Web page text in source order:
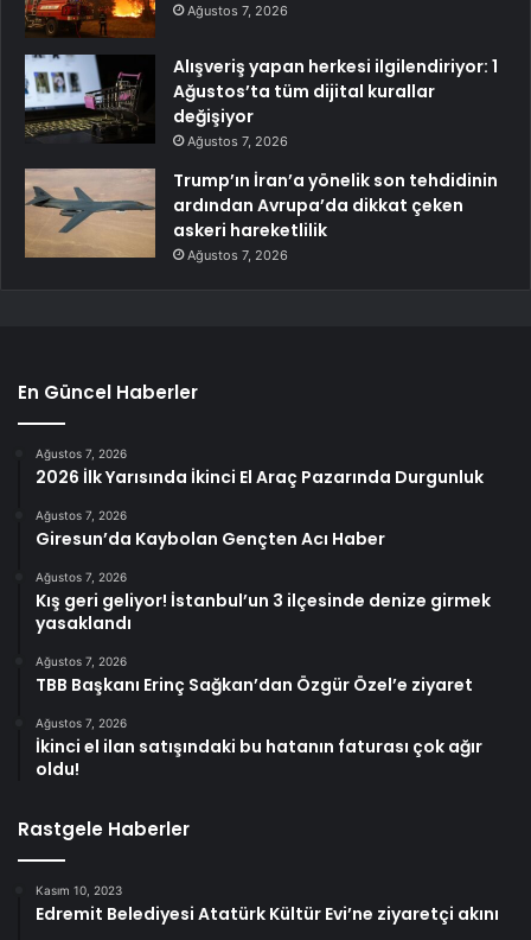
Ağustos 7, 2026
Alışveriş yapan herkesi ilgilendiriyor: 1
Ağustos’ta tüm dijital kurallar
değişiyor
Ağustos 7, 2026
Trump’ın İran’a yönelik son tehdidinin
ardından Avrupa’da dikkat çeken
askeri hareketlilik
Ağustos 7, 2026
En Güncel Haberler
Ağustos 7, 2026
2026 İlk Yarısında İkinci El Araç Pazarında Durgunluk
Ağustos 7, 2026
Giresun’da Kaybolan Gençten Acı Haber
Ağustos 7, 2026
Kış geri geliyor! İstanbul’un 3 ilçesinde denize girmek
yasaklandı
Ağustos 7, 2026
TBB Başkanı Erinç Sağkan’dan Özgür Özel’e ziyaret
Ağustos 7, 2026
İkinci el ilan satışındaki bu hatanın faturası çok ağır
oldu!
Rastgele Haberler
Kasım 10, 2023
Edremit Belediyesi Atatürk Kültür Evi’ne ziyaretçi akını